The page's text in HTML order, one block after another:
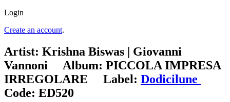
Login
Create an account.
Artist: Krishna Biswas | Giovanni
Vannoni Album: PICCOLA IMPRESA
IRREGOLARE Label: Dodicilune
Code: ED520